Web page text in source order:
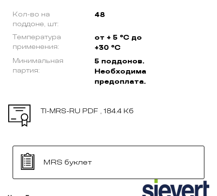
Кол-во на
поддоне, шт:
48
Температура
применения:
от + 5 °С до
+30 °С
Минимальная
партия:
5 поддонов.
Необходима
предоплата.
TI-MRS-RU PDF , 184.4 Кб
MRS буклет